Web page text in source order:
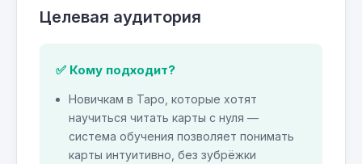
Целевая аудитория
✅ Кому подходит?
Новичкам в Таро, которые хотят
научиться читать карты с нуля —
система обучения позволяет понимать
карты интуитивно, без зубрёжки